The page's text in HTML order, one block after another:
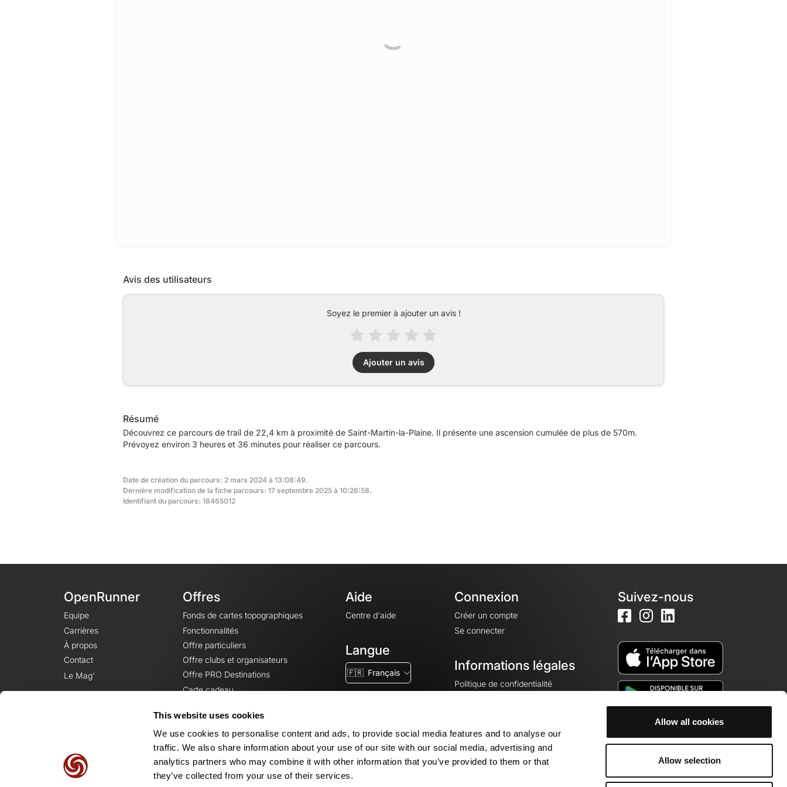
This website uses cookies
We use cookies to personalise content and ads, to provide social media features and to analyse our
traffic. We also share information about your use of our site with our social media, advertising and
analytics partners who may combine it with other information that you’ve provided to them or that
they’ve collected from your use of their services.
Allow all cookies
Allow selection
Avis des utilisateurs
Soyez le premier à ajouter un avis !
Ajouter un avis
Résumé
Découvrez ce parcours de trail de 22,4 km à proximité de Saint-Martin-la-Plaine. Il présente une ascension cumulée de plus de 570m.
Prévoyez environ 3 heures et 36 minutes pour réaliser ce parcours.
Date de création du parcours: 2 mars 2024 à 13:08:49.
Dernière modification de la fiche parcours: 17 septembre 2025 à 10:26:58.
Identifiant du parcours: 18465012
OpenRunner
Equipe
Carrières
À propos
Contact
Le Mag'
Offres
Fonds de cartes topographiques
Fonctionnalités
Offre particuliers
Offre clubs et organisateurs
Offre PRO Destinations
Carte cadeau
Aide
Centre d'aide
Langue
🇫🇷 Français
Connexion
Créer un compte
Se connecter
Informations légales
Politique de confidentialité
Mentions légales
Paramètres des cookies
Suivez-nous